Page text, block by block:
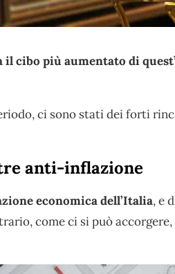
il cibo più aumentato di
ci sono stati dei forti
anti-inflazione
economica dell’Italia, e
come ci si può